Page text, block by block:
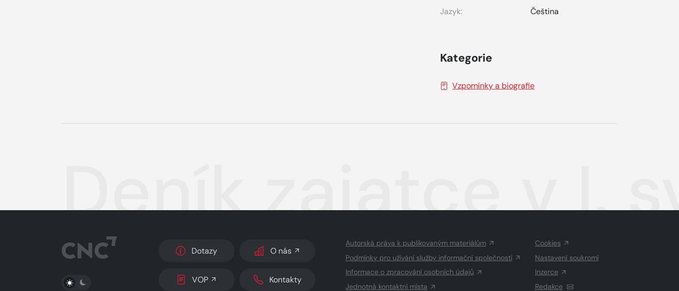
Jazyk:
Čeština
Kategorie
Vzpomínky a biografie
Deník zajatce v I.
PŘEPNOUT SVĚTLÝ/TMAVÝ REŽIM
Dotazy O nás
VOP Kontakty
Autorská práva k publikovaným materiálům
Podmínky pro užívání služby informační společnosti
Informace o zpracování osobních údajů
Jednotná kontaktní místa
Cookies
Nastavení soukromí
Inzerce
Redakce